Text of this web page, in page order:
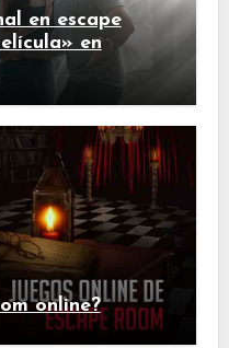
en escape
en
online?